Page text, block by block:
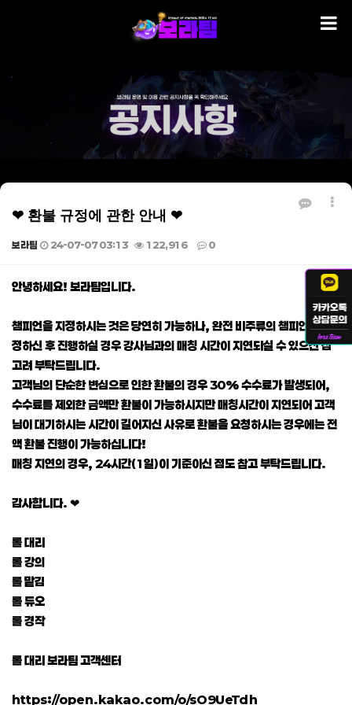
❤ 환불 규정에 관한 안내 ❤
보라팀 24-07-07 03:13 122,916 0
본문
안녕하세요! 보라팀입니다.
챔피언을 지정하시는 것은 당연히 가능하나, 완전 비주류의 챔피언을 지
정하신 후 진행하실 경우 강사님과의 매칭 시간이 지연되실 수 있으신 점
고려 부탁드립니다.
고객님의 단순한 변심으로 인한 환불의 경우 30% 수수료가 발생되어,
수수료를 제외한 금액만 환불이 가능하시지만 매칭시간이 지연되어 고객
님이 대기하시는 시간이 길어지신 사유로 환불을 요청하시는 경우에는 전
액 환불 진행이 가능하십니다!
매칭 지연의 경우, 24시간(1일)이 기준이신 점도 참고 부탁드립니다.
감사합니다. ❤
롤 대리
롤 강의
롤 맡김
롤 듀오
롤 경작
롤 대리 보라팀 고객센터
https://open.kakao.com/o/sO9UeTdh